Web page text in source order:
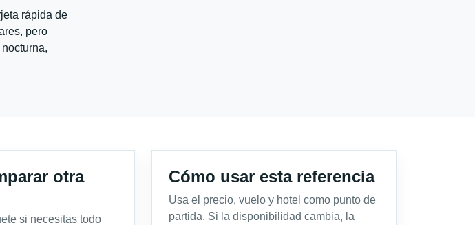
rápida de
pero
otra
si necesitas todo
Cómo usar esta referencia
Usa el precio, vuelo y hotel como punto de
partida. Si la disponibilidad cambia, la